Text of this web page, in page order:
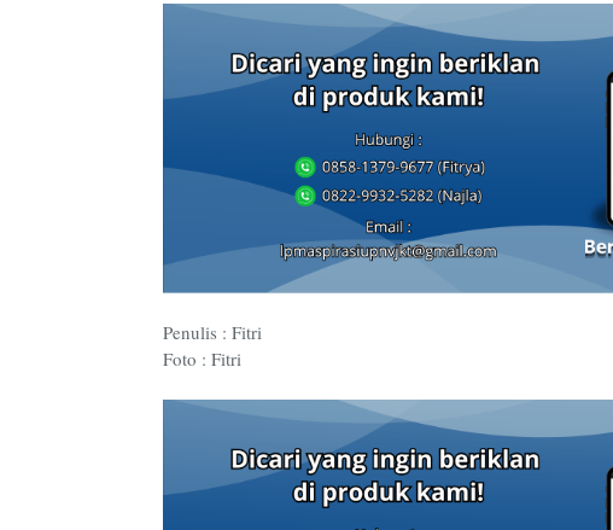
Penulis : Fitri
Foto : Fitri